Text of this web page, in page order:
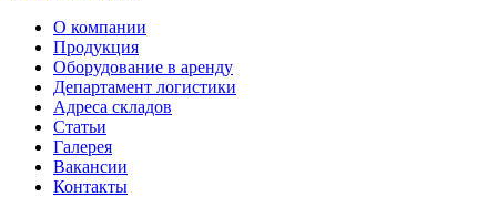
О компании
Продукция
Оборудование в аренду
Департамент логистики
Адреса складов
Статьи
Галерея
Вакансии
Контакты